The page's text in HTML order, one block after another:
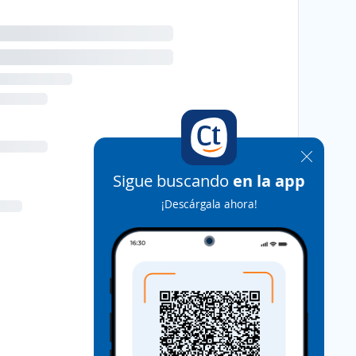
Sigue buscando en la app
¡Descárgala ahora!